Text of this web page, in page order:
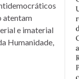
atentam
e imaterial
Humanidade,